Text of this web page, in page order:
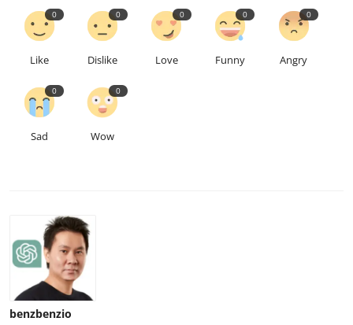
0
Like
0
Dislike
0
Love
0
Funny
0
Angry
0
Sad
0
Wow
benzbenzio